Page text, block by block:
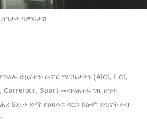
ንምፍታሽ
ድኳናትን፡ ሱፐር ማርኬታትን (Aldi, Lidl,
Carrefour, Spar) መብዛሕትኡ ግዜ ሰዓት
6ድ.ቀ ድማ ይዕጸዉ። ዳርጋ ክሎም ድኳናት ኣብ